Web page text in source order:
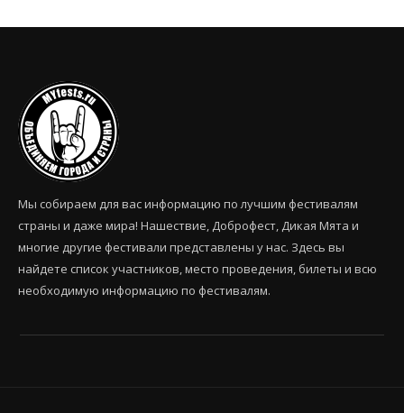
Мы собираем для вас информацию по лучшим фестивалям
страны и даже мира! Нашествие, Доброфест, Дикая Мята и
многие другие фестивали представлены у нас. Здесь вы
найдете список участников, место проведения, билеты и всю
необходимую информацию по фестивалям.